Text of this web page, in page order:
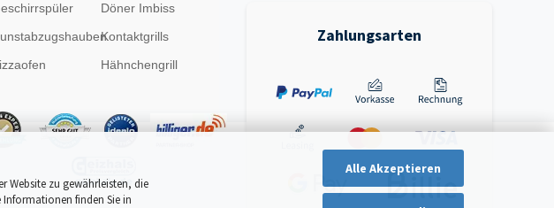
Website zu gewährleisten, die
Informationen finden Sie in
Alle Akzeptieren
Döner Imbiss
Kontaktgrills
Hähnchengrill
Zahlungsarten